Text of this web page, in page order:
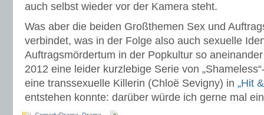
auch selbst wieder vor der Kamera steht.
Was aber die beiden Großthemen Sex und
verbindet, was in der Folge also auch sexuelle
Auftragsmördertum in der Popkultur so
2012 eine leider kurzlebige Serie von
eine transsexuelle Killerin (Chloë Sevigny) in „Hit
entstehen konnte: darüber würde ich gerne mal